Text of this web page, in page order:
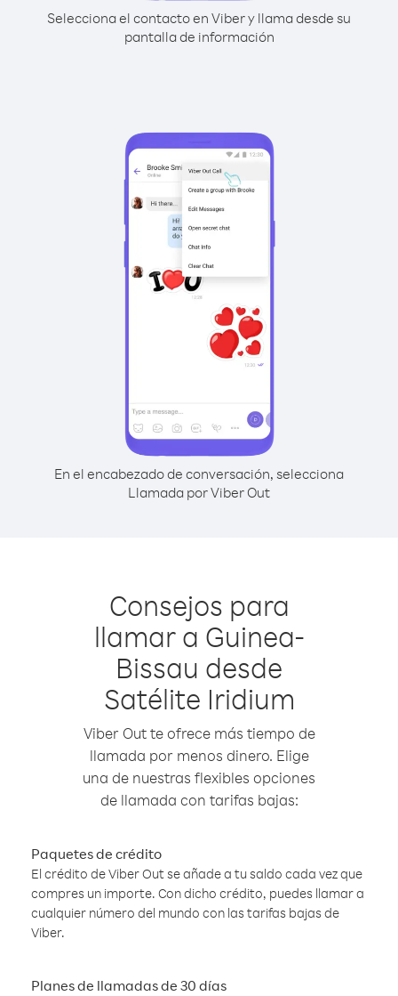
Selecciona el contacto en Viber y llama desde su
pantalla de información
En el encabezado de conversación, selecciona
Llamada por Viber Out
Consejos para
llamar a Guinea-
Bissau desde
Satélite Iridium
Viber Out te ofrece más tiempo de
llamada por menos dinero. Elige
una de nuestras flexibles opciones
de llamada con tarifas bajas:
Paquetes de crédito
El crédito de Viber Out se añade a tu saldo cada vez que
compres un importe. Con dicho crédito, puedes llamar a
cualquier número del mundo con las tarifas bajas de
Viber.
Planes de llamadas de 30 días